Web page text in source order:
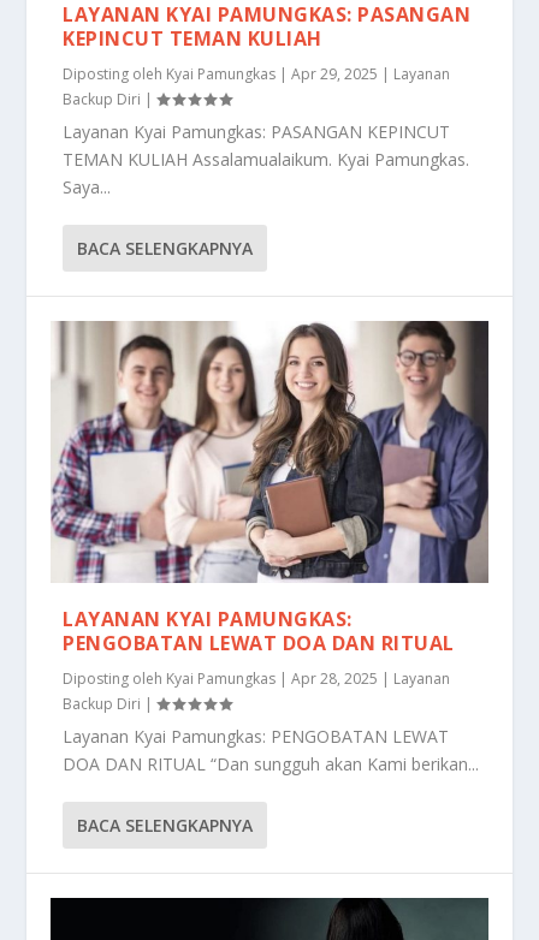
LAYANAN KYAI PAMUNGKAS: PASANGAN
KEPINCUT TEMAN KULIAH
Diposting oleh Kyai Pamungkas |Apr 29, 2025 | Layanan
Backup Diri |
Layanan Kyai Pamungkas: PASANGAN KEPINCUT
TEMAN KULIAH Assalamualaikum. Kyai Pamungkas.
Saya...
BACA SELENGKAPNYA
LAYANAN KYAI PAMUNGKAS:
PENGOBATAN LEWAT DOA DAN RITUAL
Diposting oleh Kyai Pamungkas |Apr 28, 2025 | Layanan
Backup Diri |
Layanan Kyai Pamungkas: PENGOBATAN LEWAT
DOA DAN RITUAL “Dan sungguh akan Kami berikan...
BACA SELENGKAPNYA